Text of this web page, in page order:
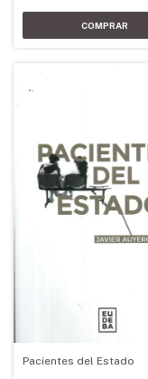
Pacientes del Estado